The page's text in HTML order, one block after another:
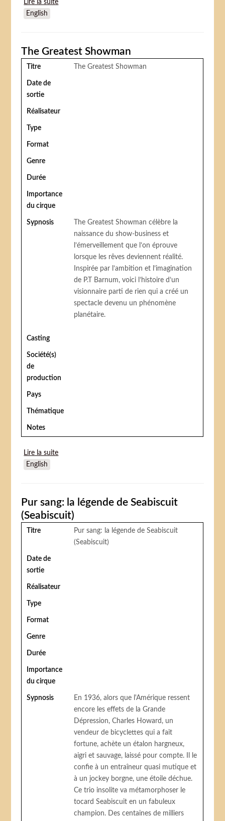
Lire la suite
English
The Greatest Showman
Titre The Greatest Showman
Date de
sortie
Réalisateur
Type
Format
Genre
Durée
Importance
du cirque
Sypnosis
The Greatest Showman célèbre la
naissance du show-business et
l’émerveillement que l’on éprouve
lorsque les rêves deviennent réalité.
Inspirée par l’ambition et l’imagination
de P.T Barnum, voici l’histoire d’un
visionnaire parti de rien qui a créé un
spectacle devenu un phénomène
planétaire.
Casting
Société(s)
de
production
Pays
Thématique
Notes
Lire la suite
English
Pur sang: la légende de Seabiscuit
(Seabiscuit)
Titre
Pur sang: la légende de Seabiscuit
(Seabiscuit)
Date de
sortie
Réalisateur
Type
Format
Genre
Durée
Importance
du cirque
Sypnosis
En 1936, alors que l'Amérique ressent
encore les effets de la Grande
Dépression, Charles Howard, un
vendeur de bicyclettes qui a fait
fortune, achète un étalon hargneux,
aigri et sauvage, laissé pour compte. Il le
confie à un entraîneur quasi mutique et
à un jockey borgne, une étoile déchue.
Ce trio insolite va métamorphoser le
tocard Seabiscuit en un fabuleux
champion. Des centaines de milliers